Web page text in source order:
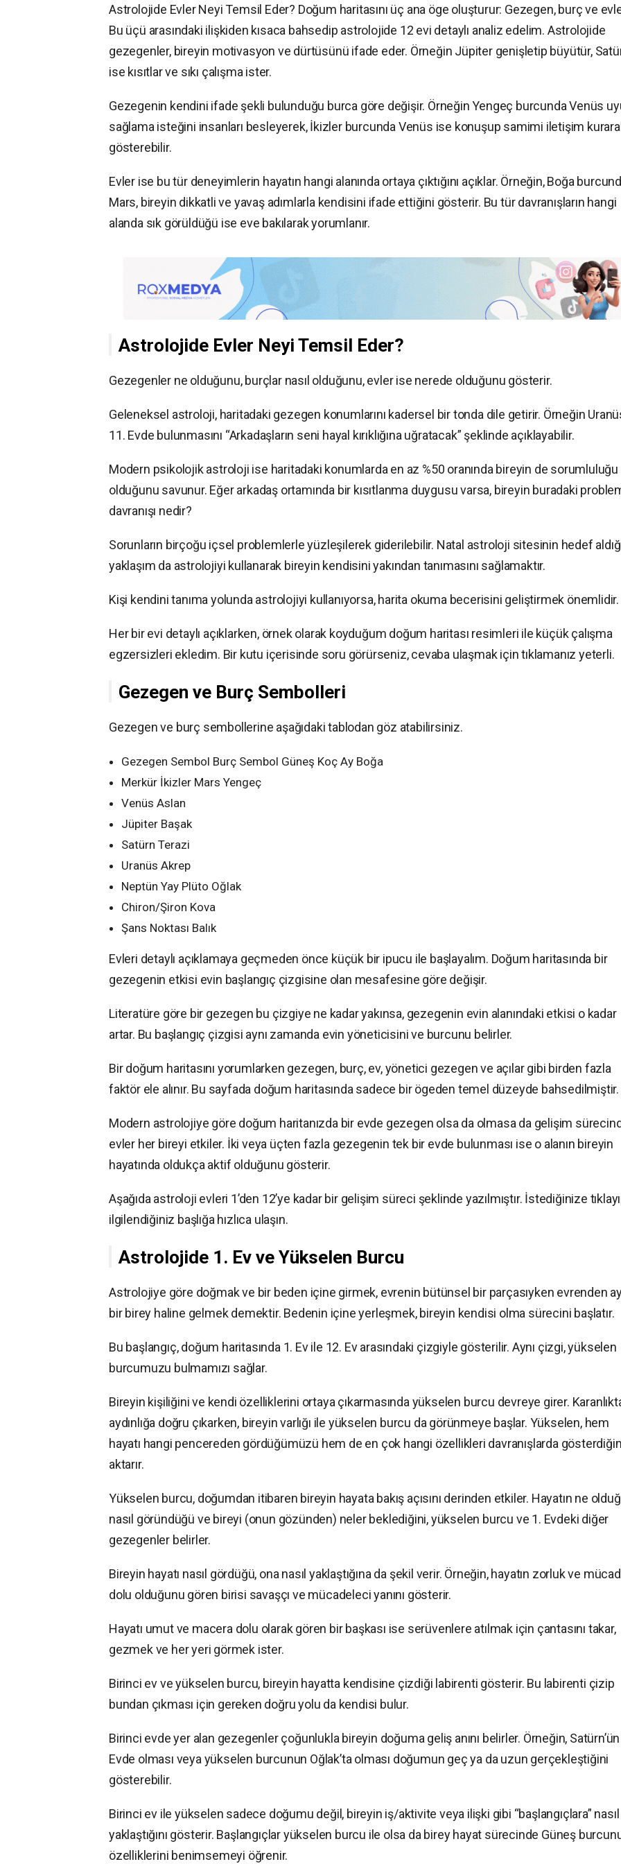
Astrolojide Evler Neyi Temsil Eder? Doğum haritasını üç ana öge oluşturur: Gezegen, burç ve
Bu üçü arasındaki ilişkiden kısaca bahsedip astrolojide 12 evi detaylı analiz edelim. Astrolojide
gezegenler, bireyin motivasyon ve dürtüsünü ifade eder. Örneğin Jüpiter genişletip büyütür,
ise kısıtlar ve sıkı çalışma ister.
Gezegenin kendini ifade şekli bulunduğu burca göre değişir. Örneğin Yengeç burcunda Venüs
sağlama isteğini insanları besleyerek, İkizler burcunda Venüs ise konuşup samimi iletişim
gösterebilir.
Evler ise bu tür deneyimlerin hayatın hangi alanında ortaya çıktığını açıklar. Örneğin, Boğa
Mars, bireyin dikkatli ve yavaş adımlarla kendisini ifade ettiğini gösterir. Bu tür davranışların hangi
alanda sık görüldüğü ise eve bakılarak yorumlanır.
Astrolojide Evler Neyi Temsil Eder?
Gezegenler ne olduğunu, burçlar nasıl olduğunu, evler ise nerede olduğunu gösterir.
Geleneksel astroloji, haritadaki gezegen konumlarını kadersel bir tonda dile getirir. Örneğin
11. Evde bulunmasını “Arkadaşların seni hayal kırıklığına uğratacak” şeklinde açıklayabilir.
Modern psikolojik astroloji ise haritadaki konumlarda en az %50 oranında bireyin de sorumluluğu
olduğunu savunur. Eğer arkadaş ortamında bir kısıtlanma duygusu varsa, bireyin buradaki
davranışı nedir?
Sorunların birçoğu içsel problemlerle yüzleşilerek giderilebilir. Natal astroloji sitesinin hedef
yaklaşım da astrolojiyi kullanarak bireyin kendisini yakından tanımasını sağlamaktır.
Kişi kendini tanıma yolunda astrolojiyi kullanıyorsa, harita okuma becerisini geliştirmek önemlidir.
Her bir evi detaylı açıklarken, örnek olarak koyduğum doğum haritası resimleri ile küçük çalışma
egzersizleri ekledim. Bir kutu içerisinde soru görürseniz, cevaba ulaşmak için tıklamanız yeterli.
Gezegen ve Burç Sembolleri
Gezegen ve burç sembollerine aşağıdaki tablodan göz atabilirsiniz.
Gezegen Sembol Burç Sembol Güneş Koç Ay Boğa
Merkür İkizler Mars Yengeç
Venüs Aslan
Jüpiter Başak
Satürn Terazi
Uranüs Akrep
Neptün Yay Plüto Oğlak
Chiron/Şiron Kova
Şans Noktası Balık
Evleri detaylı açıklamaya geçmeden önce küçük bir ipucu ile başlayalım. Doğum haritasında bir
gezegenin etkisi evin başlangıç çizgisine olan mesafesine göre değişir.
Literatüre göre bir gezegen bu çizgiye ne kadar yakınsa, gezegenin evin alanındaki etkisi o kadar
artar. Bu başlangıç çizgisi aynı zamanda evin yöneticisini ve burcunu belirler.
Bir doğum haritasını yorumlarken gezegen, burç, ev, yönetici gezegen ve açılar gibi birden fazla
faktör ele alınır. Bu sayfada doğum haritasında sadece bir ögeden temel düzeyde bahsedilmiştir.
Modern astrolojiye göre doğum haritanızda bir evde gezegen olsa da olmasa da gelişim
evler her bireyi etkiler. İki veya üçten fazla gezegenin tek bir evde bulunması ise o alanın bireyin
hayatında oldukça aktif olduğunu gösterir.
Aşağıda astroloji evleri 1’den 12’ye kadar bir gelişim süreci şeklinde yazılmıştır. İstediğinize
ilgilendiğiniz başlığa hızlıca ulaşın.
Astrolojide 1. Ev ve Yükselen Burcu
Astrolojiye göre doğmak ve bir beden içine girmek, evrenin bütünsel bir parçasıyken evrenden
bir birey haline gelmek demektir. Bedenin içine yerleşmek, bireyin kendisi olma sürecini başlatır.
Bu başlangıç, doğum haritasında 1. Ev ile 12. Ev arasındaki çizgiyle gösterilir. Aynı çizgi, yükselen
burcumuzu bulmamızı sağlar.
Bireyin kişiliğini ve kendi özelliklerini ortaya çıkarmasında yükselen burcu devreye girer.
aydınlığa doğru çıkarken, bireyin varlığı ile yükselen burcu da görünmeye başlar. Yükselen, hem
hayatı hangi pencereden gördüğümüzü hem de en çok hangi özellikleri davranışlarda
aktarır.
Yükselen burcu, doğumdan itibaren bireyin hayata bakış açısını derinden etkiler. Hayatın ne
nasıl göründüğü ve bireyi (onun gözünden) neler beklediğini, yükselen burcu ve 1. Evdeki diğer
gezegenler belirler.
Bireyin hayatı nasıl gördüğü, ona nasıl yaklaştığına da şekil verir. Örneğin, hayatın zorluk ve
dolu olduğunu gören birisi savaşçı ve mücadeleci yanını gösterir.
Hayatı umut ve macera dolu olarak gören bir başkası ise serüvenlere atılmak için çantasını takar,
gezmek ve her yeri görmek ister.
Birinci ev ve yükselen burcu, bireyin hayatta kendisine çizdiği labirenti gösterir. Bu labirenti çizip
bundan çıkması için gereken doğru yolu da kendisi bulur.
Birinci evde yer alan gezegenler çoğunlukla bireyin doğuma geliş anını belirler. Örneğin,
Evde olması veya yükselen burcunun Oğlak’ta olması doğumun geç ya da uzun gerçekleştiğini
gösterebilir.
Birinci ev ile yükselen sadece doğumu değil, bireyin iş/aktivite veya ilişki gibi “başlangıçlara” nasıl
yaklaştığını gösterir. Başlangıçlar yükselen burcu ile olsa da birey hayat sürecinde Güneş
özelliklerini benimsemeyi öğrenir.